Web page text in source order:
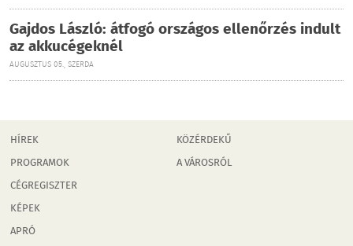
Gajdos László: átfogó országos ellenőrzés indult
az akkucégeknél
AUGUSZTUS 05., SZERDA
HÍREK
PROGRAMOK
CÉGREGISZTER
KÉPEK
APRÓ
KÖZÉRDEKŰ
A VÁROSRÓL